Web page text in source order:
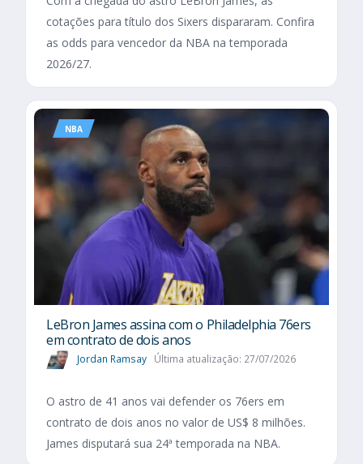
cotações para título dos Sixers dispararam. Confira
as odds para vencedor da NBA na temporada
2026/27.
NBA
LeBron James assina com o Philadelphia 76ers
em contrato de dois anos
Jordan Ramsay Última atualização: 27/07/2026
O astro de 41 anos vai defender os 76ers em
contrato de dois anos no valor de US$ 8 milhões.
James disputará sua 24ª temporada na NBA.